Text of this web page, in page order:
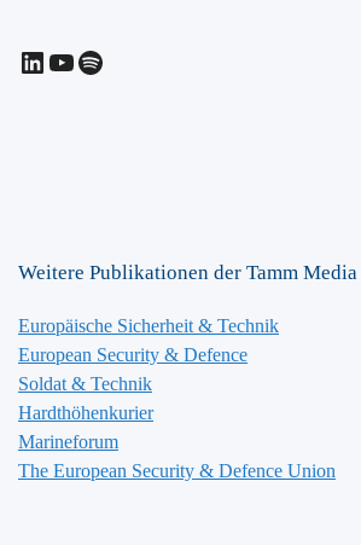
LinkedIn
YouTube
Spotify
Weitere Publikationen der Tamm Media
Europäische Sicherheit & Technik
European Security & Defence
Soldat & Technik
Hardthöhenkurier
Marineforum
The European Security & Defence Union